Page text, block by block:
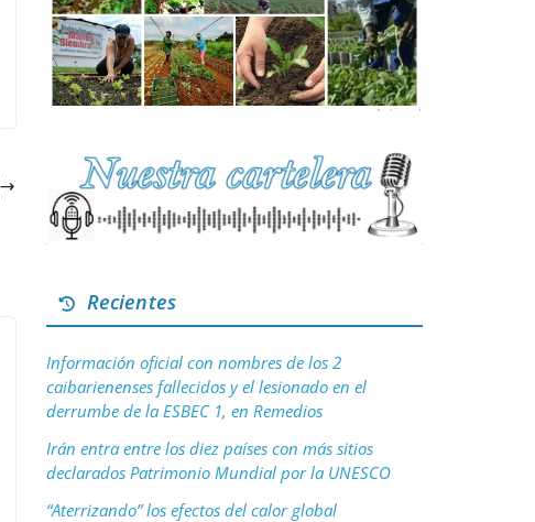
Recientes
Información oficial con nombres de los 2
caibarienenses fallecidos y el lesionado en el
derrumbe de la ESBEC 1, en Remedios
Irán entra entre los diez países con más sitios
declarados Patrimonio Mundial por la UNESCO
“Aterrizando” los efectos del calor global